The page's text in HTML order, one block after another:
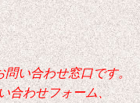
い合わせ窓口です。
合わせフォーム、